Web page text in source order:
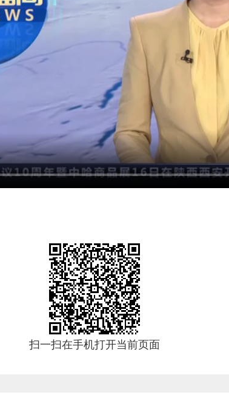
扫一扫在手机打开当前页面